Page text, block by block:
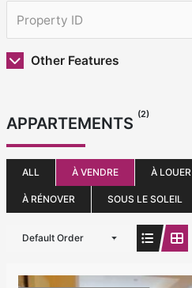
Other Features
APPARTEMENTS (2)
ALL À VENDRE À LOUER
À RÉNOVER SOUS LE SOLEIL
Default Order